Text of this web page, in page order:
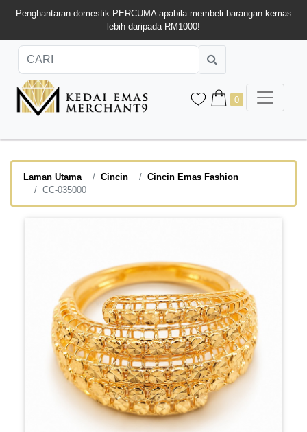
Penghantaran domestik PERCUMA apabila membeli barangan kemas
lebih daripada RM1000!
0
Laman Utama Cincin
Cincin Emas Fashion
CC-035000